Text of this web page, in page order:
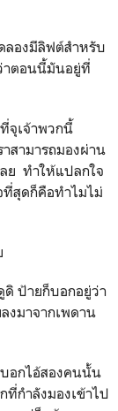
องมีลิฟต์สำหรับ
าตอนนี้มันอยู่ที่
จุเจ้าพวกนี้
สามารถมองผ่าน
ย ทำให้แปลกใจ
สุดก็คือทำไมไม่
ดิ ป้ายก็บอกอยู่ว่า
งมาจากเพดาน
บอกไอ้สองคนนั้น
ที่กำลังมองเข้าไป